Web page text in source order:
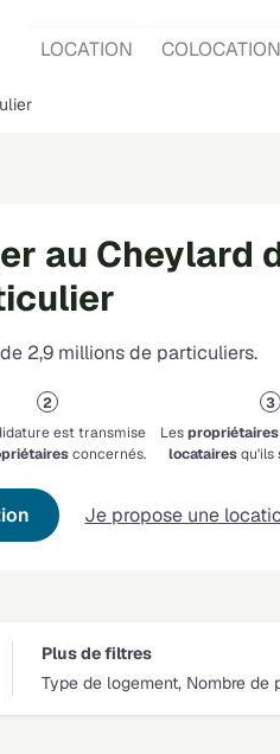
LOCATION COLOCATION
au Cheylard
2,9 millions de particuliers.
est transmise
concernés.
Lespropriétaires
locatairesqu'ils
Je propose une
Plus de filtres
Type de logement, Nombre de